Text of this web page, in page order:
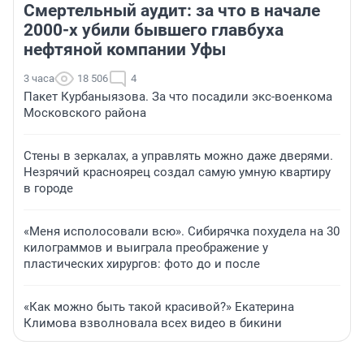
Смертельный аудит: за что в начале
2000-х убили бывшего главбуха
нефтяной компании Уфы
3 часа 18 506 4
Пакет Курбаныязова. За что посадили экс-военкома
Московского района
Стены в зеркалах, а управлять можно даже дверями.
Незрячий красноярец создал самую умную квартиру
в городе
«Меня исполосовали всю». Сибирячка похудела на 30
килограммов и выиграла преображение у
пластических хирургов: фото до и после
«Как можно быть такой красивой?» Екатерина
Климова взволновала всех видео в бикини